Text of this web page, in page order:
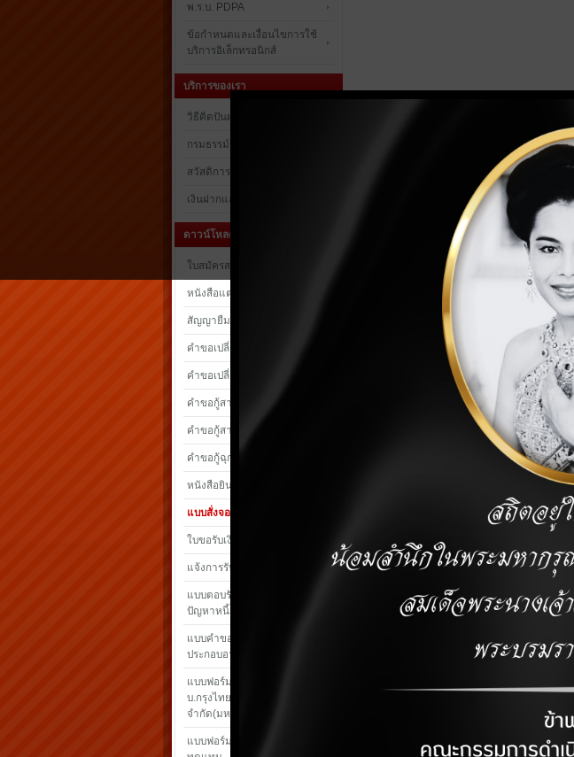
พ.ร.บ. PDPA
ข้อกำหนดและเงื่อนไขการใช้
บริการอิเล็กทรอนิกส์
บริการของเรา
วิธีคิดปันผลและเงินเฉลี่ยคืน
กรมธรรม์ประกันชีวิต
สวัสดิการ
เงินฝากและเงินกู้
ดาวน์โหลดแบบฟอร์ม
ใบสมัครสมาชิก/สมาชิกสมทบ
หนังสือแต่งตั้งผู้รับผลประโยชน์
สัญญายืมเงินเพื่อการศึกษา
คำขอเปลี่ยนแปลงเงินค่าหุ้น
คำขอเปลี่ยนแปลงเงินฝาก
คำขอกู้สามัญทั่วไป
คำขอกู้สามัญอาวุธปืน
คำขอกู้ฉุกเฉิน
หนังสือยินยอมให้หักเงิน
แบบสั่งจองอาวุธปืน
ใบขอรับเงินทุนสวัสดิการ
แจ้งการรับ เงินปันผล – เฉลี่ยคืน
แบบตอบรับโครงการแก้ไข
ปัญหาหนี้
แบบคำขอกู้เงินสามัญเพื่อ
ประกอบอาชีพเสรืม
แบบฟอร์มใบคำขอเอาประกันภัย
บ.กรุงไทย-แอกซ่า ประกันชีวิต
จำกัด(มหาชน)
แบบฟอร์มเรียกร้องค่าสินไหม